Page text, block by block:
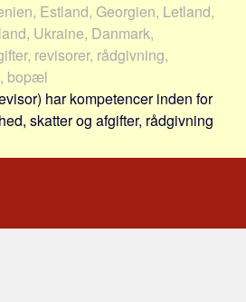
Estland, Georgien, Letland,
Ukraine, Danmark,
revisorer, rådgivning,
bopæl
har kompetencer inden for
skatter og afgifter, rådgivning